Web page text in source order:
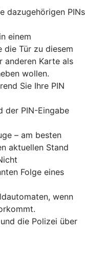
dazugehörigen PINs
einem
die Tür zu diesem
anderen Karte als
wollen.
Sie Ihre PIN
der PIN-Eingabe
– am besten
aktuellen Stand
Folge eines
wenn
die Polizei über